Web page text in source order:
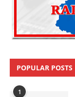
POPULAR POSTS
1